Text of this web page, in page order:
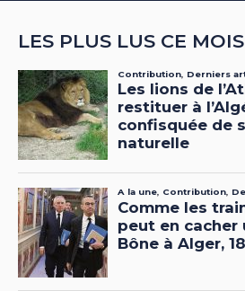
LES PLUS LUS CE MOIS